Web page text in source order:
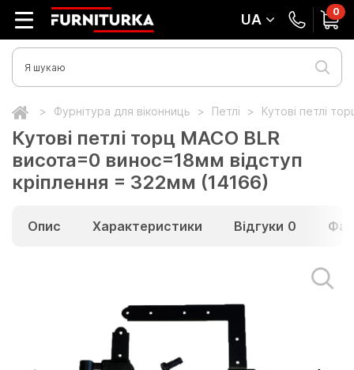
UA 0
Фурнітура для віконниць Петлі Кутові петлі
Кутові петлі торц MACO BLR
висота=0 винос=18мм відступ
кріплення = 322мм (14166)
Опис Характеристики Відгуки 0